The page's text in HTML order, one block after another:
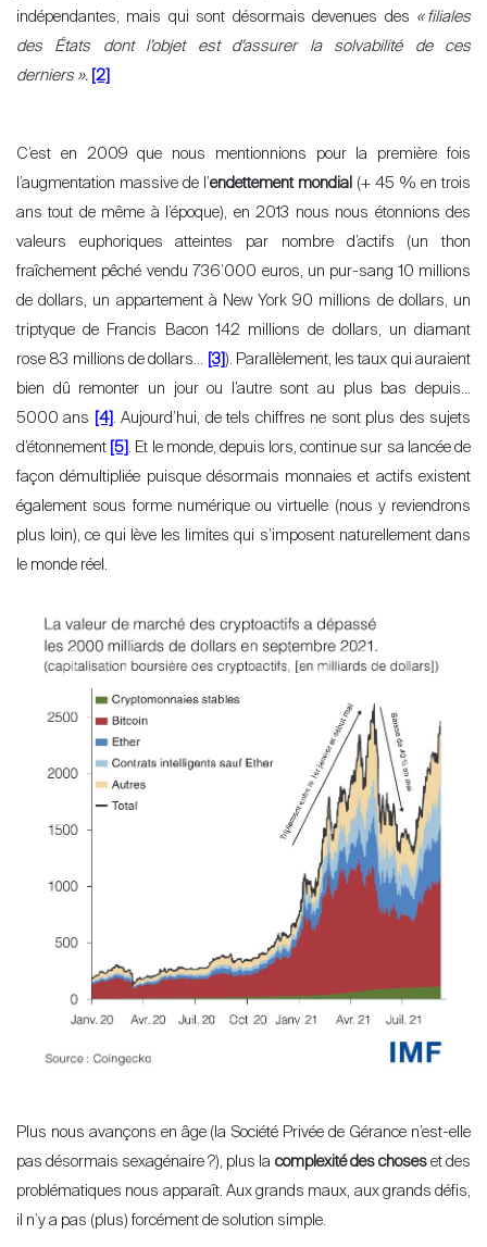
indépendantes, mais qui sont désormais devenues des « filiales
des États dont l’objet est d’assurer la solvabilité de ces
derniers ». [2]
C’est en 2009 que nous mentionnions pour la première fois
l’augmentation massive de l ’endettement mondial (+ 45 % en trois
ans tout de même à l’époque), en 2013 nous nous étonnions des
valeurs euphoriques atteintes par nombre d ’actifs (un thon
fraîchement pêché vendu 736’000 euros, un pur-sang 10 millions
de dollars, un appartement à New York 90 millions de dollars, un
triptyque de Francis Bacon 142 millions de dollars, un diamant
rose 83 millions de dollars… [3] ). Parallèlement, les taux qui auraient
bien dû remonter un jour ou l ’autre sont au plus bas depuis…
5000 ans
[4] . Aujourd’hui, de tels chiffres ne sont plus des sujets
d’étonnement [5] . Et le monde, depuis lors, continue sur sa lancée de
façon démultipliée puisque désormais monnaies et actifs existent
également sous forme numérique ou virtuelle (nous y reviendrons
plus loin), ce qui lève les limites qui s’imposent naturellement dans
le monde réel.
Plus nous avançons en âge (la Société Privée de Gérance n’est-elle
pas désormais sexagénaire ?), plus la complexité des choseset des
problématiques nous apparaît. Aux grands maux, aux grands défis,
il n’y a pas (plus) forcément de solution simple.